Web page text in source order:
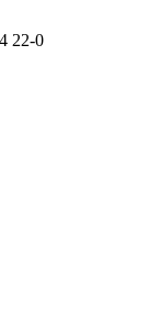
22-0